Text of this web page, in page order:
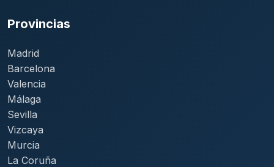
Provincias
Madrid
Barcelona
Valencia
Málaga
Sevilla
Vizcaya
Murcia
La Coruña